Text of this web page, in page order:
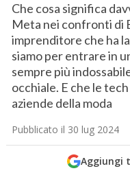
Che cosa significa
Meta nei confronti di
imprenditore che ha
siamo per entrare in
sempre più
occhiale. E che le
aziende della moda
Pubblicato il 30 lug 2024
Aggiungi